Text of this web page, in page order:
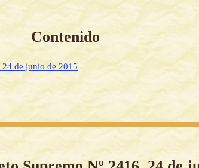
Contenido
de junio de 2015